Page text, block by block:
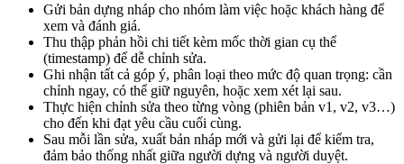
Gửi bản dựng nháp cho nhóm làm việc hoặc khách hàng để
xem và đánh giá.
Thu thập phản hồi chi tiết kèm mốc thời gian cụ thể
(timestamp) để dễ chỉnh sửa.
Ghi nhận tất cả góp ý, phân loại theo mức độ quan trọng: cần
chỉnh ngay, có thể giữ nguyên, hoặc xem xét lại sau.
Thực hiện chỉnh sửa theo từng vòng (phiên bản v1, v2, v3…)
cho đến khi đạt yêu cầu cuối cùng.
Sau mỗi lần sửa, xuất bản nháp mới và gửi lại để kiểm tra,
đảm bảo thống nhất giữa người dựng và người duyệt.